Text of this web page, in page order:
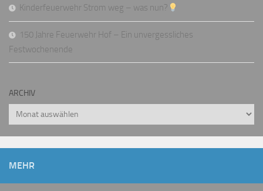
Kinderfeuerwehr Strom weg – was nun?
150 Jahre Feuerwehr Hof – Ein unvergessliches
Festwochenende
ARCHIV
Archiv
MEHR